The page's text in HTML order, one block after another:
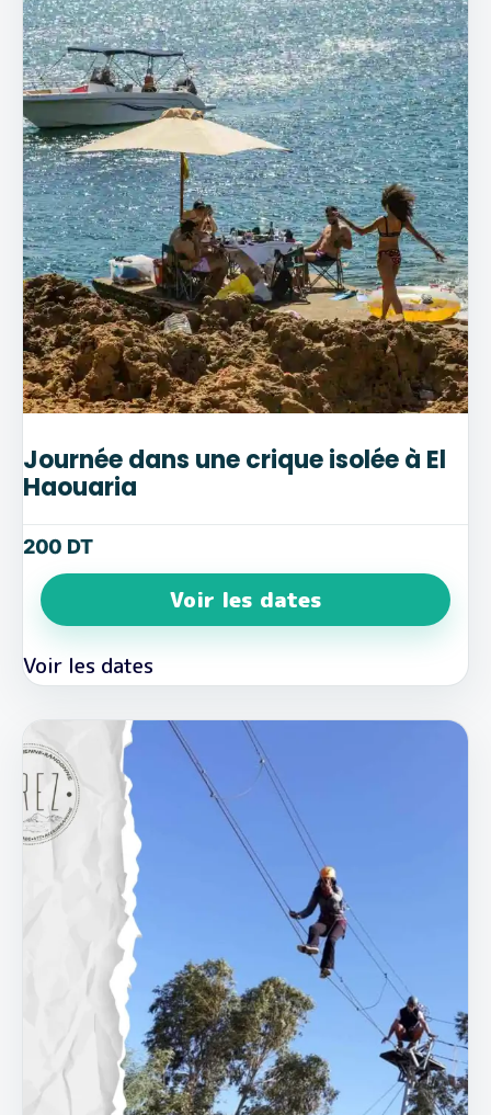
Journée dans une crique isolée à El
Haouaria
200 DT
Voir les dates